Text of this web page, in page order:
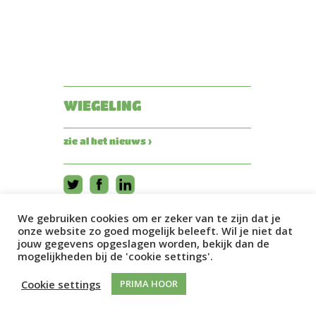
WIEGELING
zie al het nieuws ›
We gebruiken cookies om er zeker van te zijn dat je
onze website zo goed mogelijk beleeft. Wil je niet dat
jouw gegevens opgeslagen worden, bekijk dan de
mogelijkheden bij de 'cookie settings'.
Cookie settings
PRIMA HOOR